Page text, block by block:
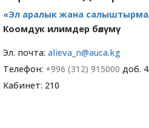
«Эл аралык жана
Коомдук илимдер бөлүмү
Эл. почта: alieva_n@auca.kg
Телефон: +996 (312) 915000 доб.
Кабинет: 210